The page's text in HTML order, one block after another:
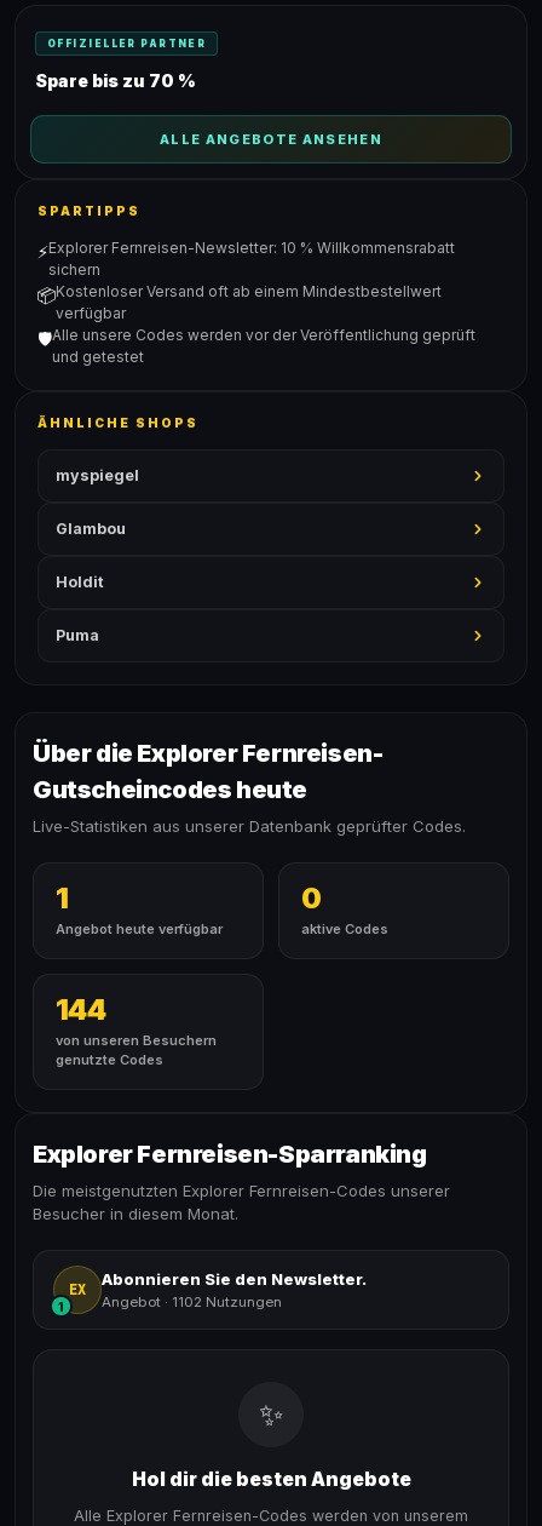
OFFIZIELLER PARTNER
Spare bis zu 70 %
ALLE ANGEBOTE ANSEHEN
SPARTIPPS
⚡Explorer Fernreisen-Newsletter: 10 % Willkommensrabatt
sichern
📦Kostenloser Versand oft ab einem Mindestbestellwert
verfügbar
🛡️Alle unsere Codes werden vor der Veröffentlichung geprüft
und getestet
ÄHNLICHE SHOPS
myspiegel
Glambou
Holdit
Puma
Über die Explorer Fernreisen-
Gutscheincodes heute
Live-Statistiken aus unserer Datenbank geprüfter Codes.
1
Angebot heute verfügbar
0
aktive Codes
144
von unseren Besuchern
genutzte Codes
Explorer Fernreisen-Sparranking
Die meistgenutzten Explorer Fernreisen-Codes unserer
Besucher in diesem Monat.
EX
1
Abonnieren Sie den Newsletter.
Angebot · 1102 Nutzungen
✨
Hol dir die besten Angebote
Alle Explorer Fernreisen-Codes werden von unserem